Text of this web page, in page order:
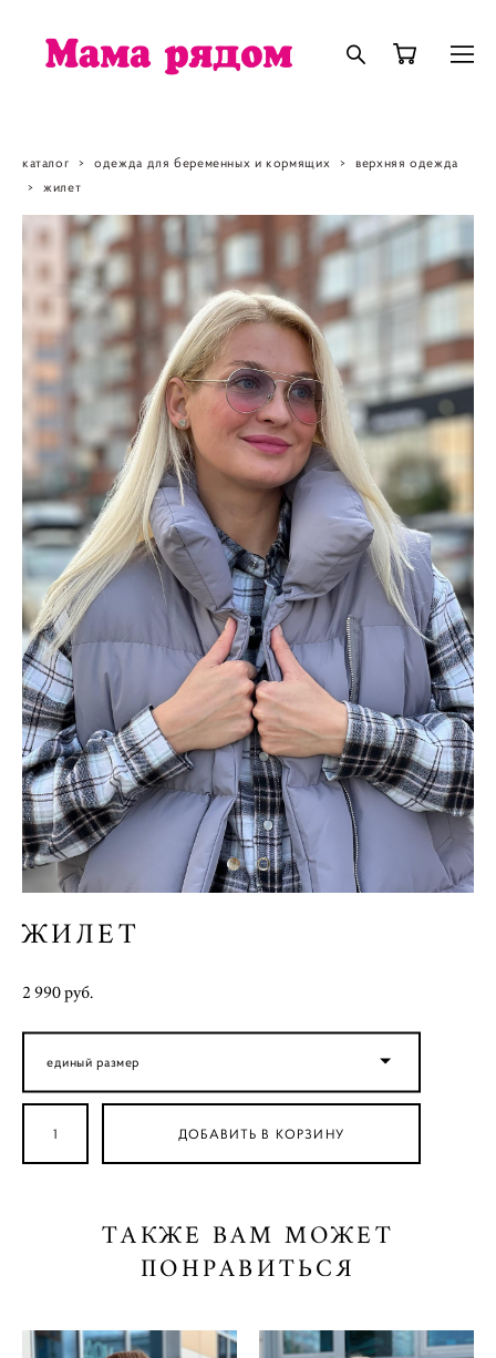
каталог > одежда для беременных и кормящих >
верхняя одежда
>
жилет
ЖИЛЕТ
2 990 pуб.
единый размер
ДОБАВИТЬ В КОРЗИНУ
ТАКЖЕ ВАМ МОЖЕТ
ПОНРАВИТЬСЯ